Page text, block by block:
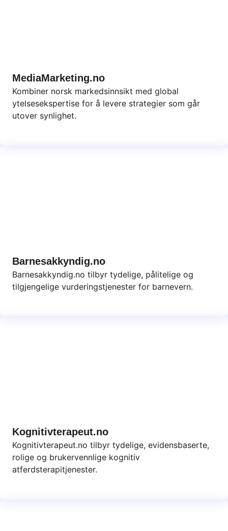
MediaMarketing.no
Kombiner norsk markedsinnsikt med global
ytelsesekspertise for å levere strategier som går
utover synlighet.
Barnesakkyndig.no
Barnesakkyndig.no tilbyr tydelige, pålitelige og
tilgjengelige vurderingstjenester for barnevern.
Kognitivterapeut.no
Kognitivterapeut.no tilbyr tydelige, evidensbaserte,
rolige og brukervennlige kognitiv
atferdsterapitjenester.